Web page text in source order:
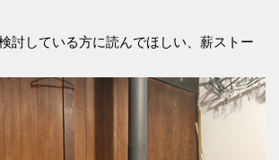
討している方に読んでほしい、薪ストー